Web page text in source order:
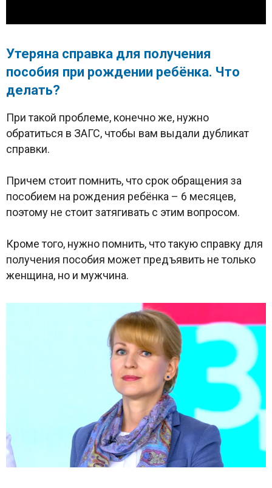
Утеряна справка для получения
пособия при рождении ребёнка. Что
делать?
При такой проблеме, конечно же, нужно
обратиться в ЗАГС, чтобы вам выдали дубликат
справки.
Причем стоит помнить, что срок обращения за
пособием на рождения ребёнка – 6 месяцев,
поэтому не стоит затягивать с этим вопросом.
Кроме того, нужно помнить, что такую справку для
получения пособия может предъявить не только
женщина, но и мужчина.